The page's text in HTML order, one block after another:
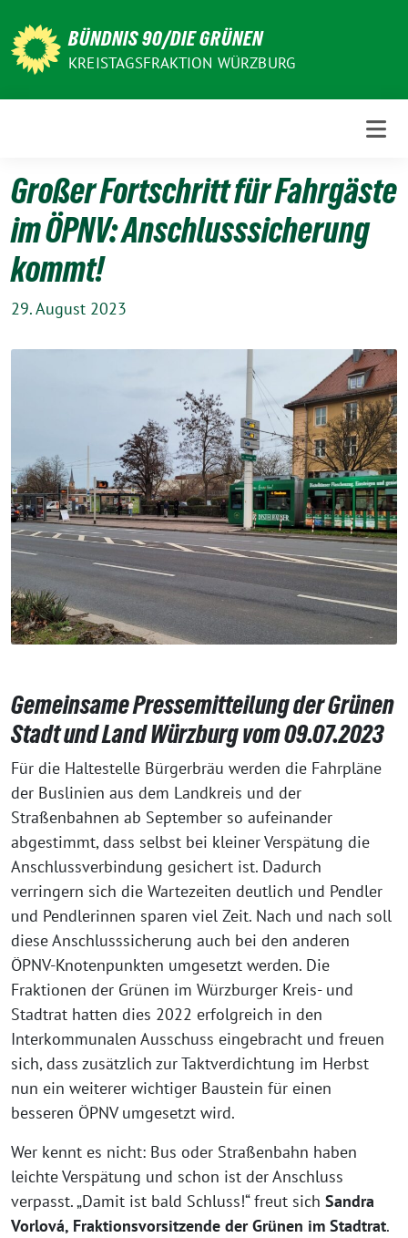
zum
Inhalt
BÜNDNIS 90/DIE GRÜNEN
KREISTAGSFRAKTION WÜRZBURG
Großer Fortschritt für Fahrgäste
im ÖPNV: Anschlusssicherung
kommt!
29. August 2023
Gemeinsame Pressemitteilung der Grünen
Stadt und Land Würzburg vom 09.07.2023
Für die Haltestelle Bürgerbräu werden die Fahrpläne
der Buslinien aus dem Landkreis und der
Straßenbahnen ab September so aufeinander
abgestimmt, dass selbst bei kleiner Verspätung die
Anschlussverbindung gesichert ist. Dadurch
verringern sich die Wartezeiten deutlich und Pendler
und Pendlerinnen sparen viel Zeit. Nach und nach soll
diese Anschlusssicherung auch bei den anderen
ÖPNV-Knotenpunkten umgesetzt werden. Die
Fraktionen der Grünen im Würzburger Kreis- und
Stadtrat hatten dies 2022 erfolgreich in den
Interkommunalen Ausschuss eingebracht und freuen
sich, dass zusätzlich zur Taktverdichtung im Herbst
nun ein weiterer wichtiger Baustein für einen
besseren ÖPNV umgesetzt wird.
Wer kennt es nicht: Bus oder Straßenbahn haben
leichte Verspätung und schon ist der Anschluss
verpasst. „Damit ist bald Schluss!“ freut sich Sandra
Vorlová, Fraktionsvorsitzende der Grünen im Stadtrat.